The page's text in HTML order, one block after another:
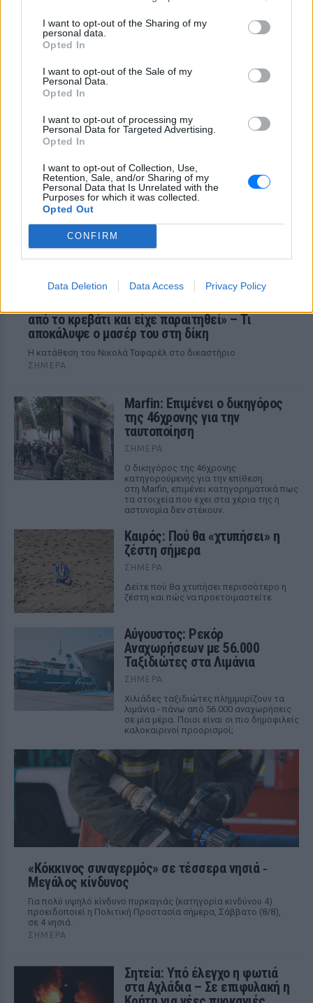
I want to opt-out of the Sharing of my
personal data.
Opted In
I want to opt-out of the Sale of my
Personal Data.
Opted In
I want to opt-out of processing my
Personal Data for Targeted Advertising.
Opted In
I want to opt-out of Collection, Use,
Retention, Sale, and/or Sharing of my
Personal Data that Is Unrelated with the
Purposes for which it was collected.
Opted Out
CONFIRM
Data Deletion Data Access Privacy Policy
ΣΉΜΕΡΑ
«Δεν δεχόμαστε τελεσίγραφα»:
Ισπανία
ΣΉΜΕΡΑ
από το κρεβάτι και είχε παραιτηθεί» – Τι
αποκάλυψε ο μασέρ του στη δίκη
Η κατάθεση του Νικολά Ταφαρέλ στο δικαστήριο
ΣΉΜΕΡΑ
Marfin: Επιμένει ο δικηγόρος
της 46χρονης για την
ταυτοποίηση
ΣΉΜΕΡΑ
Ο δικηγόρος της 46χρονης
κατηγορούμενης για την επίθεση
στη Marfin, επιμένει κατηγορηματικά πως
τα στοιχεία που έχει στα χέρια της η
αστυνομία δεν στέκουν.
Καιρός: Πού θα «χτυπήσει» η
ζέστη σήμερα
ΣΉΜΕΡΑ
Δείτε πού θα χτυπήσει περισσότερο η
ζέστη και πώς να προετοιμαστείτε
Αύγουστος: Ρεκόρ
Αναχωρήσεων με 56.000
Ταξιδιώτες στα Λιμάνια
ΣΉΜΕΡΑ
Χιλιάδες ταξιδιώτες πλημμυρίζουν τα
λιμάνια - πάνω από 56.000 αναχωρήσεις
σε μία μέρα. Ποιοι είναι οι πιο δημοφιλείς
καλοκαιρινοί προορισμοί;
«Κόκκινος συναγερμός» σε τέσσερα νησιά ‑
Μεγάλος κίνδυνος
Για πολύ υψηλό κίνδυνο πυρκαγιάς (κατηγορία κινδύνου 4)
προειδοποιεί η Πολιτική Προστασία σήμερα, Σάββατο (8/8),
σε 4 νησιά.
ΣΉΜΕΡΑ
Σητεία: Υπό έλεγχο η φωτιά
στα Αχλάδια – Σε επιφυλακή η